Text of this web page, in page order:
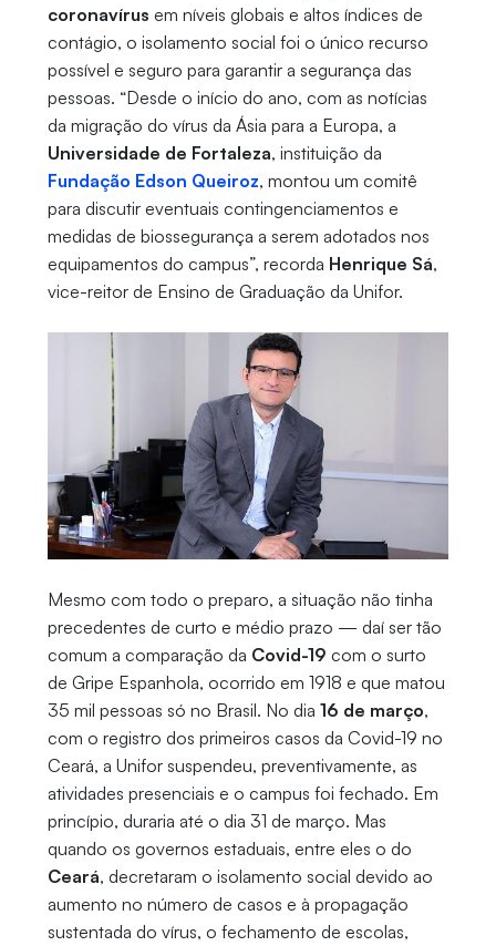
coronavírus em níveis globais e altos índices de
contágio, o isolamento social foi o único recurso
possível e seguro para garantir a segurança das
pessoas. “Desde o início do ano, com as notícias
da migração do vírus da Ásia para a Europa, a
Universidade de Fortaleza, instituição da
Fundação Edson Queiroz, montou um comitê
para discutir eventuais contingenciamentos e
medidas de biossegurança a serem adotados nos
equipamentos do campus”, recorda Henrique Sá,
vice-reitor de Ensino de Graduação da Unifor.
Mesmo com todo o preparo, a situação não tinha
precedentes de curto e médio prazo — daí ser tão
comum a comparação da Covid-19 com o surto
de Gripe Espanhola, ocorrido em 1918 e que matou
35 mil pessoas só no Brasil. No dia 16 de março,
com o registro dos primeiros casos da Covid-19 no
Ceará, a Unifor suspendeu, preventivamente, as
atividades presenciais e o campus foi fechado. Em
princípio, duraria até o dia 31 de março. Mas
quando os governos estaduais, entre eles o do
Ceará, decretaram o isolamento social devido ao
aumento no número de casos e à propagação
sustentada do vírus, o fechamento de escolas,